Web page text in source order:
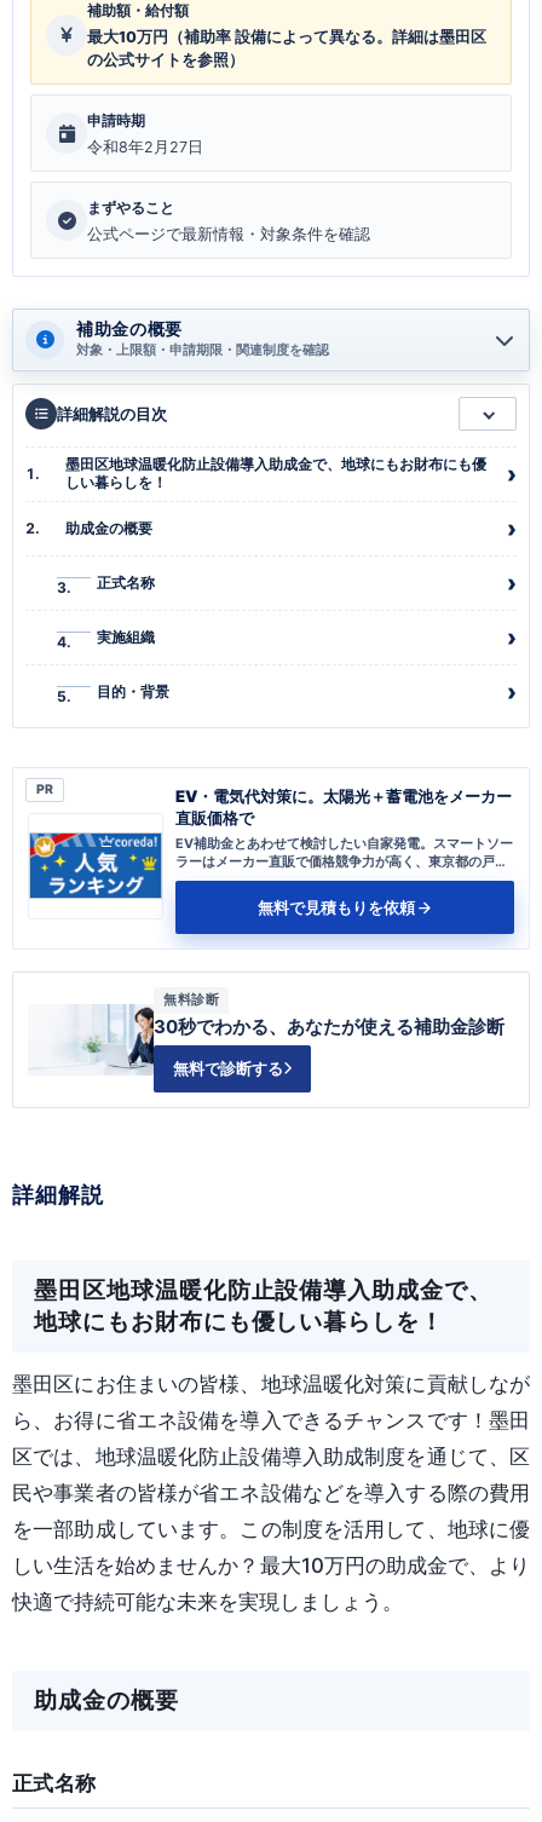
補助額・給付額
最大10万円（補助率 設備によって異なる。詳細は墨田区
の公式サイトを参照）
申請時期
令和8年2月27日
まずやること
公式ページで最新情報・対象条件を確認
補助金の概要
対象・上限額・申請期限・関連制度を確認
詳細解説の目次
墨田区地球温暖化防止設備導入助成金で、地球にもお財布にも優
しい暮らしを！
助成金の概要
正式名称
実施組織
目的・背景
PR
EV・電気代対策に。太陽光＋蓄電池をメーカー
直販価格で
EV補助金とあわせて検討したい自家発電。スマートソー
ラーはメーカー直販で価格競争力が高く、東京都の戸建
てなら補助金活用の相談も無料です。
無料で見積もりを依頼
無料診断
30秒でわかる、あなたが使える補助金診断
無料で診断する
詳細解説
墨田区地球温暖化防止設備導入助成金で、
地球にもお財布にも優しい暮らしを！
墨田区にお住まいの皆様、地球温暖化対策に貢献しなが
ら、お得に省エネ設備を導入できるチャンスです！墨田
区では、地球温暖化防止設備導入助成制度を通じて、区
民や事業者の皆様が省エネ設備などを導入する際の費用
を一部助成しています。この制度を活用して、地球に優
しい生活を始めませんか？最大10万円の助成金で、より
快適で持続可能な未来を実現しましょう。
助成金の概要
正式名称